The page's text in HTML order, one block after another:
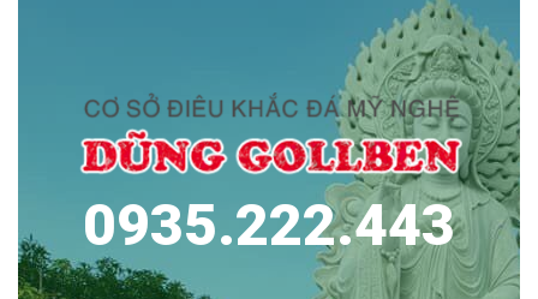
0935.222.443